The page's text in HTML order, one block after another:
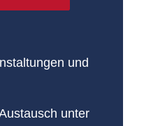
und
unter